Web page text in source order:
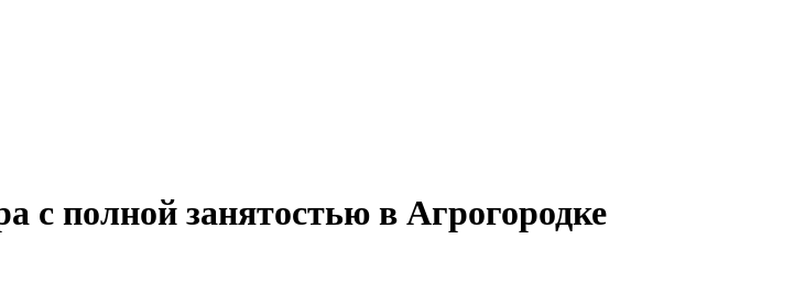
с полной занятостью в Агрогородке